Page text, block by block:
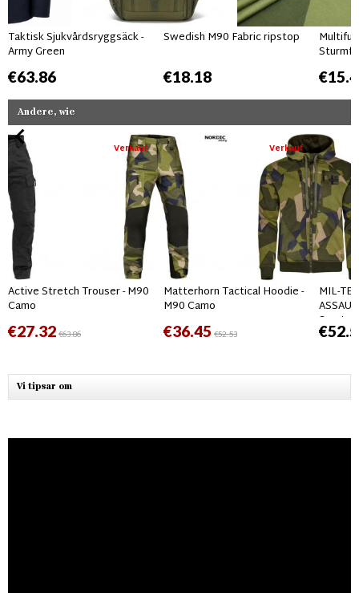
Taktisk Sjukvårdsryggsäck -
Army Green
€63.86
Swedish M90 Fabric ripstop
€18.18
Andere, wie
Verkauf
Active Stretch Trouser - M90
Camo
€27.32€63.86
Verkauf
Matterhorn Tactical Hoodie -
M90 Camo
€36.45 €52.53
MIL-
Svart
Vi tipsar om